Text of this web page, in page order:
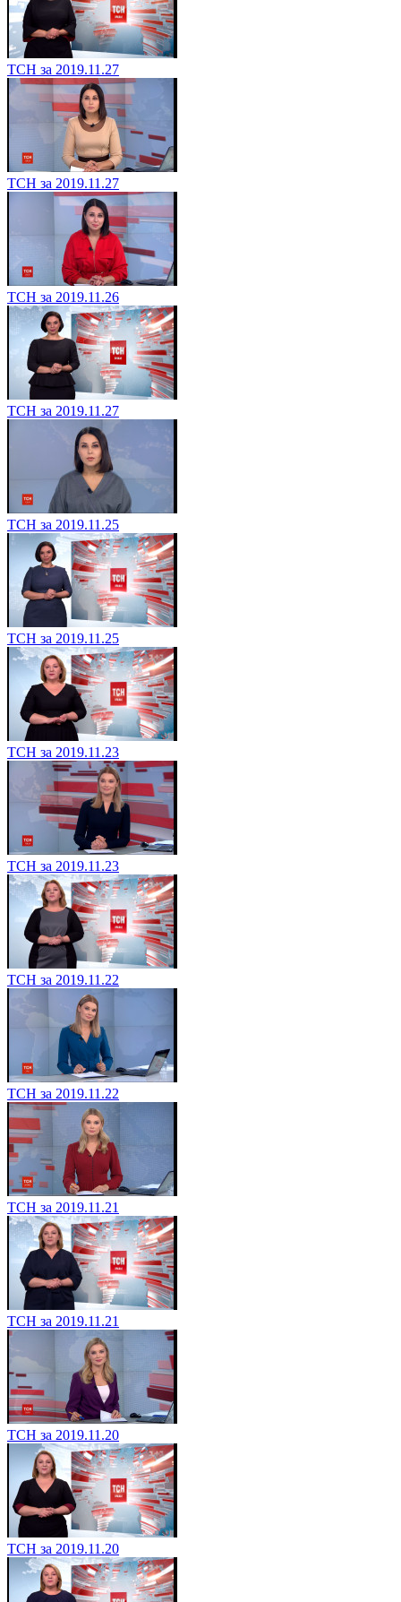
ТСН за 2019.11.27
ТСН за 2019.11.27
ТСН за 2019.11.26
ТСН за 2019.11.27
ТСН за 2019.11.25
ТСН за 2019.11.25
ТСН за 2019.11.23
ТСН за 2019.11.23
ТСН за 2019.11.22
ТСН за 2019.11.22
ТСН за 2019.11.21
ТСН за 2019.11.21
ТСН за 2019.11.20
ТСН за 2019.11.20